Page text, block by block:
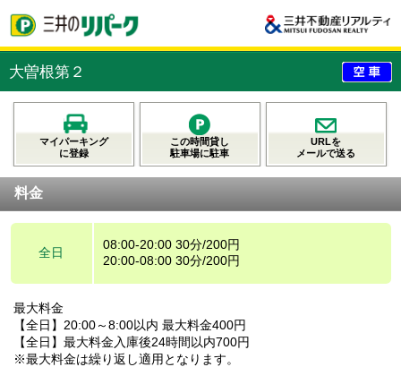
大曽根第２
マイパーキング
に登録
この時間貸し
駐車場に駐車
URLを
メールで送る
料金
全日
08:00-20:00 30分/200円
20:00-08:00 30分/200円
最大料金
【全日】20:00～8:00以内 最大料金400円
【全日】最大料金入庫後24時間以内700円
※最大料金は繰り返し適用となります。